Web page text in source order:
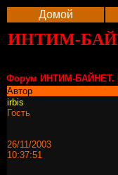
Домой
ИНТИМ-
Форум ИНТИМ-БАЙНЕТ.
Автор
irbis
Гость
26/11/2003
10:37:51